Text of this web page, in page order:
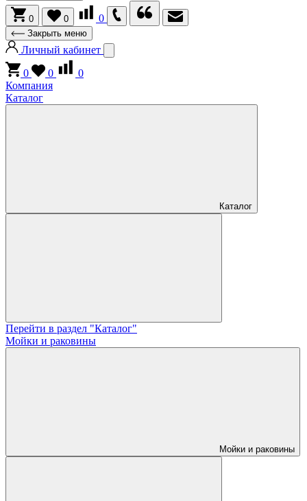
0 0 0
Закрыть меню
Личный кабинет
0
0
0
Компания
Каталог
Каталог
Перейти в раздел "Каталог"
Мойки и раковины
Мойки и раковины